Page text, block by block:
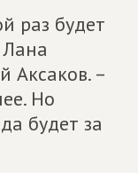
раз будет
Лана
Аксаков. –
Но
будет за